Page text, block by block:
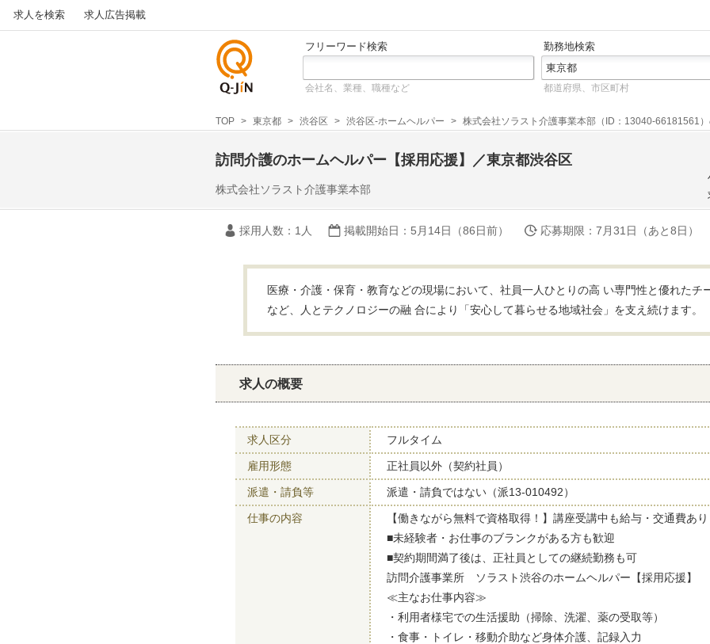
求人を検索 求人広告掲載
しの求
人サイ
フリーワード検索 勤務地検索
会社名、業種、職種など 都道府県、市区町村
TOP 東京都 渋谷区 渋谷区-ホームヘルパー 株式会社ソラスト介護事業本部（ID：13040-66181561
訪問介護のホームヘルパー【採用応援】／東京都渋谷区
株式会社ソラスト介護事業本部
採用人数 ：1人 掲載開始日 ：5月14日（86日前） 応募期限 ：7月31日（あと8日）
医療・介護・保育・教育などの現場において、社員一人ひとりの高 い専門性と優れたチ
など、人とテクノロジーの融 合により「安心して暮らせる地域社会」を支え続けます。
求人の概要
求人区分 フルタイム
雇用形態 正社員以外（契約社員）
派遣・請負等 派遣・請負ではない（派13-010492）
仕事の内容
【働きながら無料で資格取得！】講座受講中も給与・交通費あり
■未経験者・お仕事のブランクがある方も歓迎
■契約期間満了後は、正社員としての継続勤務も可
訪問介護事業所 ソラスト渋谷のホームヘルパー【採用応援】
≪主なお仕事内容≫
・利用者様宅での生活援助（掃除、洗濯、薬の受取等）
・食事・トイレ・移動介助など身体介護、記録入力